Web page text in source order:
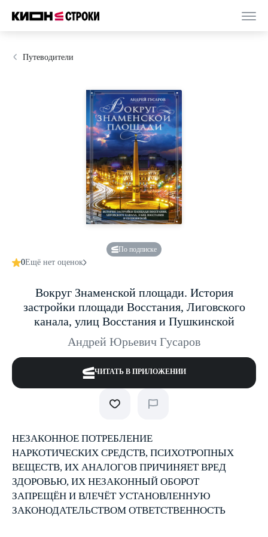
Путеводители
По подписке
0Ещё нет оценок
Вокруг Знаменской площади. История
застройки площади Восстания, Лиговского
канала, улиц Восстания и Пушкинской
Андрей Юрьевич Гусаров
ЧИТАТЬ В ПРИЛОЖЕНИИ
НЕЗАКОННОЕ ПОТРЕБЛЕНИЕ
НАРКОТИЧЕСКИХ СРЕДСТВ, ПСИХОТРОПНЫХ
ВЕЩЕСТВ, ИХ АНАЛОГОВ ПРИЧИНЯЕТ ВРЕД
ЗДОРОВЬЮ, ИХ НЕЗАКОННЫЙ ОБОРОТ
ЗАПРЕЩЁН И ВЛЕЧЁТ УСТАНОВЛЕННУЮ
ЗАКОНОДАТЕЛЬСТВОМ ОТВЕТСТВЕННОСТЬ